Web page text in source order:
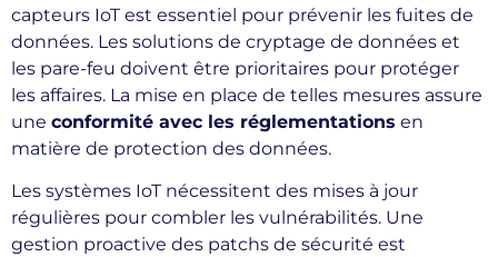
capteurs IoT est essentiel pour prévenir les fuites de
données. Les solutions de cryptage de données et
les pare-feu doivent être prioritaires pour protéger
les affaires. La mise en place de telles mesures assure
une conformité avec les réglementations en
matière de protection des données.
Les systèmes IoT nécessitent des mises à jour
régulières pour combler les vulnérabilités. Une
gestion proactive des patchs de sécurité est